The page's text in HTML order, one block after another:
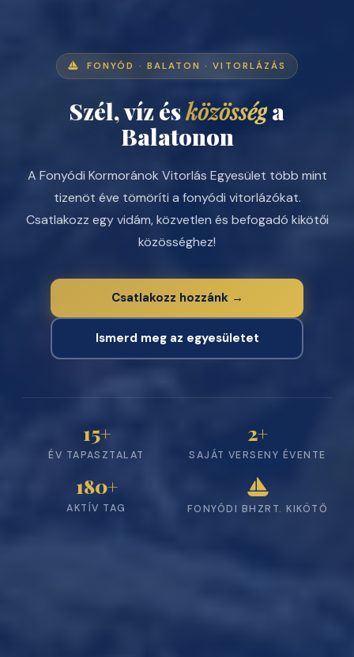
FONYÓD · BALATON · VITORLÁZÁS
Szél, víz ésközösséga
Balatonon
A Fonyódi Kormoránok Vitorlás Egyesület több mint
tizenöt éve tömöríti a fonyódi vitorlázókat.
Csatlakozz egy vidám, közvetlen és befogadó kikötői
közösséghez!
Csatlakozz hozzánk →
Ismerd meg az egyesületet
15+
ÉV TAPASZTALAT
2+
SAJÁT VERSENY ÉVENTE
180+
AKTÍV TAG FONYÓDI BHZRT. KIKÖTŐ